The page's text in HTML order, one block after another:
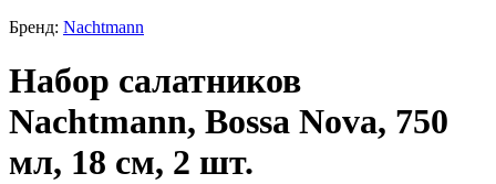
Бренд: Nachtmann
Набор салатников
Nachtmann, Bossa Nova, 750
мл, 18 см, 2 шт.